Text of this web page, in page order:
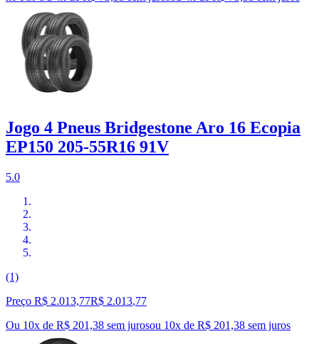
Jogo 4 Pneus Bridgestone Aro 16 Ecopia
EP150 205-55R16 91V
5.0
(1)
Preço R$ 2.013,77R$ 2.013,77
Ou 10x de R$ 201,38 sem jurosou 10x de R$ 201,38 sem juros